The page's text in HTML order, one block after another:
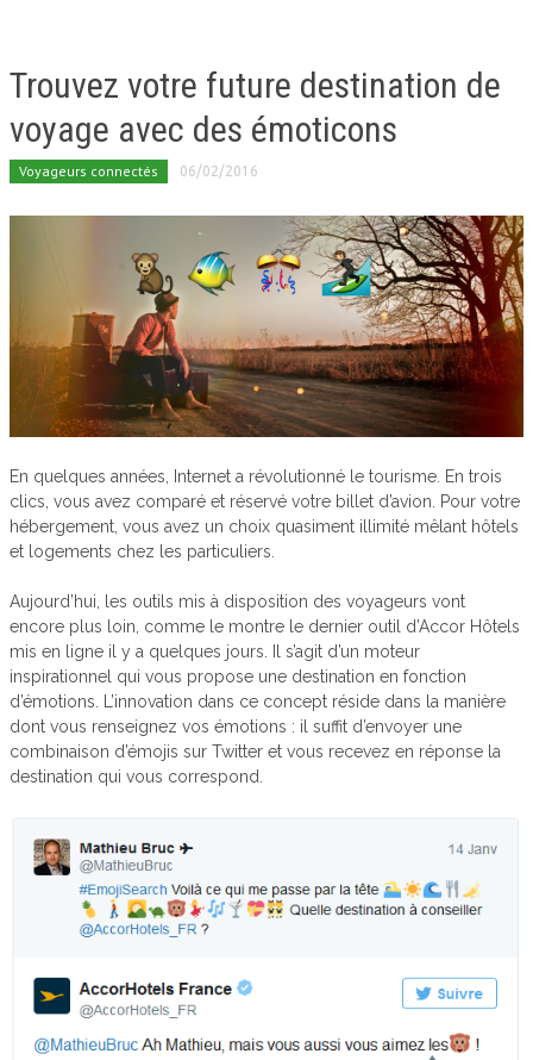
Trouvez votre future destination de
voyage avec des émoticons
Voyageurs connectés 06/02/2016
En quelques années, Internet a révolutionné le tourisme. En trois
clics, vous avez comparé et réservé votre billet d’avion. Pour votre
hébergement, vous avez un choix quasiment illimité mêlant hôtels
et logements chez les particuliers.
Aujourd’hui, les outils mis à disposition des voyageurs vont
encore plus loin, comme le montre le dernier outil d’Accor Hôtels
mis en ligne il y a quelques jours. Il s’agit d’un moteur
inspirationnel qui vous propose une destination en fonction
d’émotions. L’innovation dans ce concept réside dans la manière
dont vous renseignez vos émotions : il suffit d’envoyer une
combinaison d’émojis sur Twitter et vous recevez en réponse la
destination qui vous correspond.